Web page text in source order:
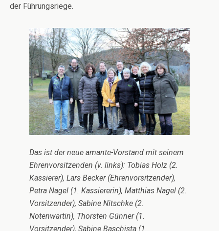
der Führungsriege.
Das ist der neue amante-Vorstand mit seinem
Ehrenvorsitzenden (v. links): Tobias Holz (2.
Kassierer), Lars Becker (Ehrenvorsitzender),
Petra Nagel (1. Kassiererin), Matthias Nagel (2.
Vorsitzender), Sabine Nitschke (2.
Notenwartin), Thorsten Günner (1.
Vorsitzender), Sabine Baschista (1.